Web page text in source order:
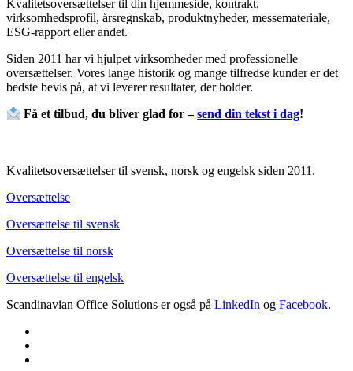
Kvalitetsoversættelser til din hjemmeside, kontrakt,
virksomhedsprofil, årsregnskab, produktnyheder, messemateriale,
ESG-rapport eller andet.
Siden 2011 har vi hjulpet virksomheder med professionelle
oversættelser. Vores lange historik og mange tilfredse kunder er det
bedste bevis på, at vi leverer resultater, der holder.
Få et tilbud, du bliver glad for –send din tekst i dag!
Kvalitetsoversættelser til svensk, norsk og engelsk siden 2011.
Oversættelse
Oversættelse til svensk
Oversættelse til norsk
Oversættelse til engelsk
Scandinavian Office Solutions er også på LinkedIn og Facebook.